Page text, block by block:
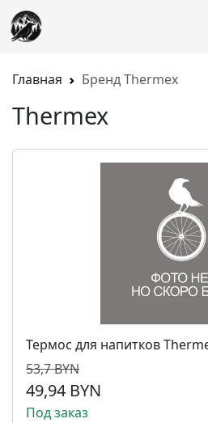
Главная Бренд Thermex
Thermex
Термос для напитков
53,7 BYN
49,94 BYN
Под заказ